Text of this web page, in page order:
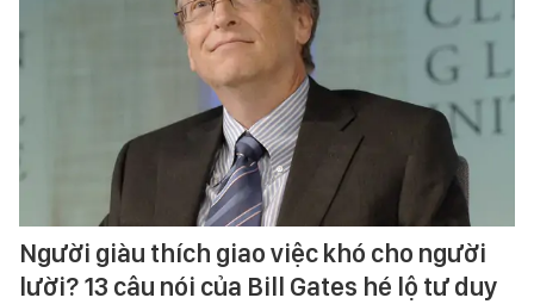
Người giàu thích giao việc khó cho người
lười? 13 câu nói của Bill Gates hé lộ tư duy